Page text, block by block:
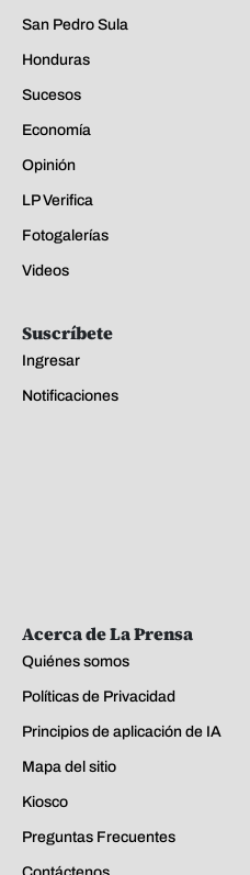
San Pedro Sula
Honduras
Sucesos
Economía
Opinión
LP Verifica
Fotogalerías
Videos
Suscríbete
Ingresar
Notificaciones
Acerca de La Prensa
Quiénes somos
Políticas de Privacidad
Principios de aplicación de IA
Mapa del sitio
Kiosco
Preguntas Frecuentes